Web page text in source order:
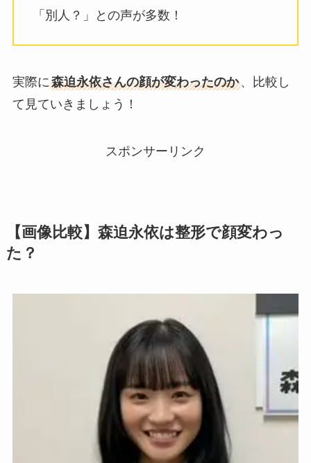
「別人？」との声が多数！
実際に森迫永依さんの顔が変わったのか、比較し
て見ていきましょう！
スポンサーリンク
【画像比較】森迫永依は整形で顔変わっ
た？